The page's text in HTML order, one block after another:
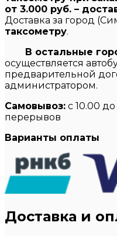
от 3.000 руб. –
Доставка за город
таксометру.
В остальные
осуществляется
предварительной
администратором.
Самовывоз: с 10.00
перерывов
Варианты оплаты
Доставка и